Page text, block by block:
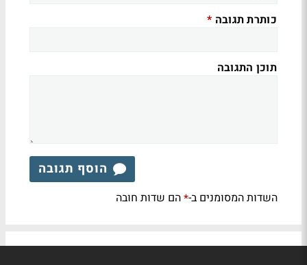
כותרת תגובה *
תוכן התגובה
הוסף תגובה
השדות המסומנים ב-*הם שדות חובה